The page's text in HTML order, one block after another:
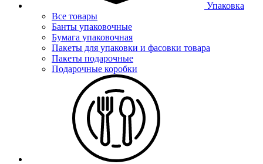
Упаковка
Все товары
Банты упаковочные
Бумага упаковочная
Пакеты для упаковки и фасовки товара
Пакеты подарочные
Подарочные коробки